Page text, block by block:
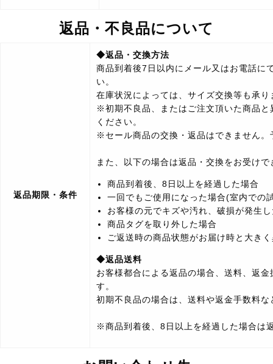
返品・不良品について
返品期限・条件
◆返品・交換方法
商品到着後7日以内にメール又はお電話に
い。
在庫状況によっては、サイズ交換等も承り
※初期不良品、またはご注文頂いた商品
ください。
※セール商品の交換・返品はできません。
また、以下の場合は返品・交換をお受け
商品到着後、8日以上を経過した場合
一回でもご使用になった場合(室内での
お客様の元でキズや汚れ、破損が発生
商品タグを取り外した場合
ご返送時の商品状態がお届け時と大き
◆返品送料
お客様都合による返品の場合、送料、返
す。
初期不良品の場合は、送料や返金手数料
※商品到着後、8日以上を経過した場合は